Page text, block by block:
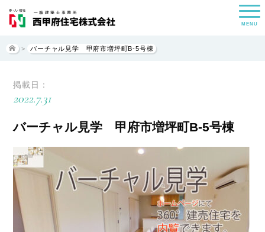
MENU
> バーチャル見学 甲府市増坪町B-5号棟
掲載日：
2022.7.31
バーチャル見学 甲府市増坪町B-5号棟